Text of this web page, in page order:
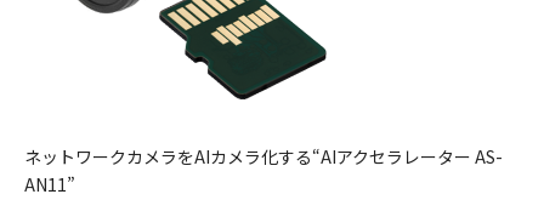
ネットワークカメラをAIカメラ化する“AIアクセラレーター AS-
AN11”